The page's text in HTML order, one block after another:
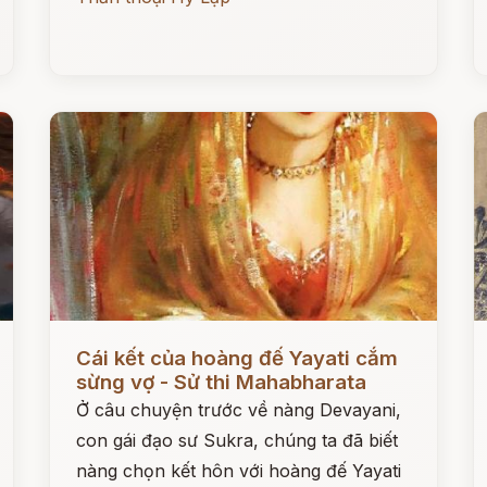
Cái kết của hoàng đế Yayati cắm
sừng vợ - Sử thi Mahabharata
Ở câu chuyện trước về nàng Devayani,
con gái đạo sư Sukra, chúng ta đã biết
nàng chọn kết hôn với hoàng đế Yayati